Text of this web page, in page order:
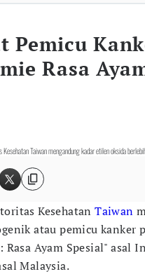
Pemicu
Rasa
Taiwan mengandung kadar etilen oksida
KesehatanTaiwan
atau pemicu kanker
: Rasa Ayam Spesial" asal
Malaysia.